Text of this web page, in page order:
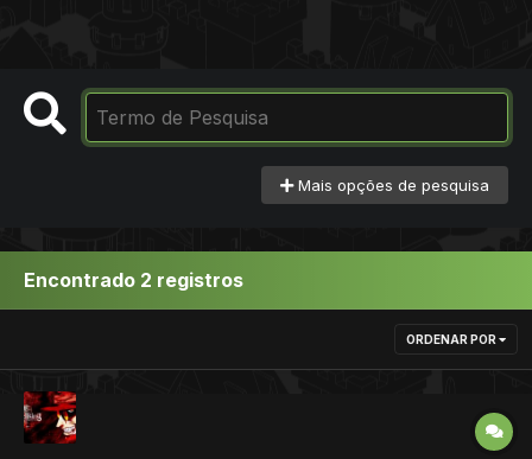
Mais opções de pesquisa
Encontrado 2 registros
ORDENAR POR